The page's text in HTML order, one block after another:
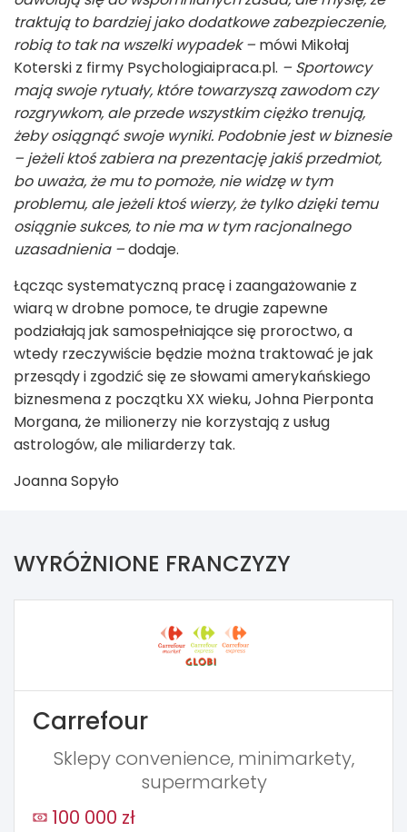
traktują to bardziej jako dodatkowe zabezpieczenie,
robią to tak na wszelki wypadek – mówi Mikołaj
Koterski z firmy Psychologiaipraca.pl. – Sportowcy
mają swoje rytuały, które towarzyszą zawodom czy
rozgrywkom, ale przede wszystkim ciężko trenują,
żeby osiągnąć swoje wyniki. Podobnie jest w biznesie
– jeżeli ktoś zabiera na prezentację jakiś przedmiot,
bo uważa, że mu to pomoże, nie widzę w tym
problemu, ale jeżeli ktoś wierzy, że tylko dzięki temu
osiągnie sukces, to nie ma w tym racjonalnego
uzasadnienia –dodaje.
Łącząc systematyczną pracę i zaangażowanie z
wiarą w drobne pomoce, te drugie zapewne
podziałają jak samospełniające się proroctwo, a
wtedy rzeczywiście będzie można traktować je jak
przesądy i zgodzić się ze słowami amerykańskiego
biznesmena z początku XX wieku, Johna Pierponta
Morgana, że milionerzy nie korzystają z usług
astrologów, ale miliarderzy tak.
Joanna Sopyło
WYRÓŻNIONE FRANCZYZY
Carrefour
Sklepy convenience, minimarkety,
supermarkety
100 000 zł